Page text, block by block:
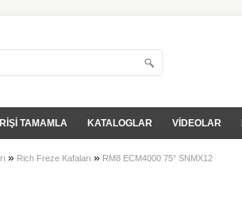
TAMAMLA KATALOGLAR VİDEOLAR
» Rich Freze Kafaları » RM8 ECM4000 75° SNMX12